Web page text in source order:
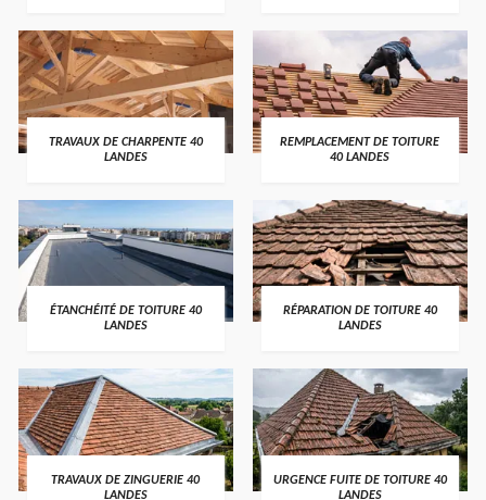
TRAVAUX DE CHARPENTE 40
LANDES
REMPLACEMENT DE TOITURE
40 LANDES
ÉTANCHÉITÉ DE TOITURE 40
LANDES
RÉPARATION DE TOITURE 40
LANDES
TRAVAUX DE ZINGUERIE 40
LANDES
URGENCE FUITE DE TOITURE 40
LANDES